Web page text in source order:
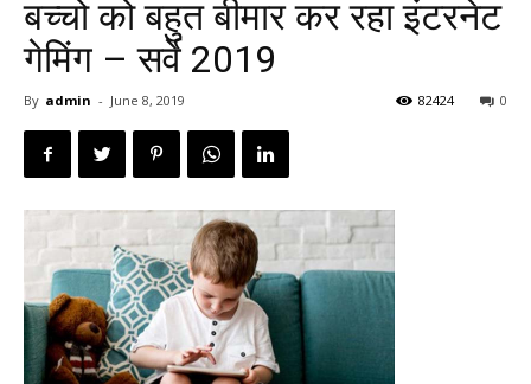
बच्चो को बहुत बीमार कर रहा इंटरनेट
गेमिंग – सर्वे 2019
By admin - June 8, 2019 0
82424